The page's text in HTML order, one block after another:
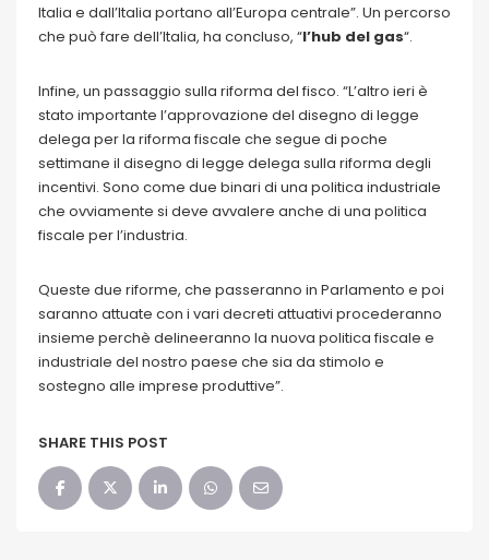
Italia e dall’Italia portano all’Europa centrale”. Un percorso
che può fare dell’Italia, ha concluso, “l’hub del gas“.
Infine, un passaggio sulla riforma del fisco. “L’altro ieri è
stato importante l’approvazione del disegno di legge
delega per la riforma fiscale che segue di poche
settimane il disegno di legge delega sulla riforma degli
incentivi. Sono come due binari di una politica industriale
che ovviamente si deve avvalere anche di una politica
fiscale per l’industria.
Queste due riforme, che passeranno in Parlamento e poi
saranno attuate con i vari decreti attuativi procederanno
insieme perchè delineeranno la nuova politica fiscale e
industriale del nostro paese che sia da stimolo e
sostegno alle imprese produttive”.
SHARE THIS POST